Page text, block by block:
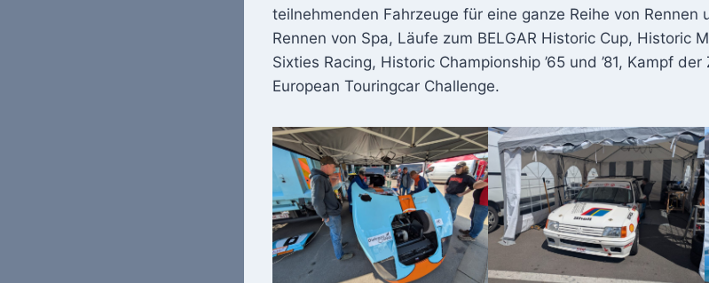
teilnehmenden Fahrzeuge für eine ganze Reihe von Rennen
Rennen von Spa, Läufe zum BELGAR Historic Cup, Historic
Sixties Racing, Historic Championship ’65 und ’81, Kampf
European Touringcar Challenge.